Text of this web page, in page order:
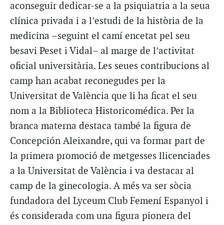
aconseguir dedicar-se a la psiquiatria a la seua
clínica privada i a l’estudi de la història de la
medicina –seguint el camí encetat pel seu
besavi Peset i Vidal– al marge de l’activitat
oficial universitària. Les seues contribucions al
camp han acabat reconegudes per la
Universitat de València que li ha ficat el seu
nom a la Biblioteca Historicomédica. Per la
branca materna destaca també la figura de
Concepción Aleixandre, qui va formar part de
la primera promoció de metgesses llicenciades
a la Universitat de València i va destacar al
camp de la ginecologia. A més va ser sòcia
fundadora del Lyceum Club Femení Espanyol i
és considerada com una figura pionera del